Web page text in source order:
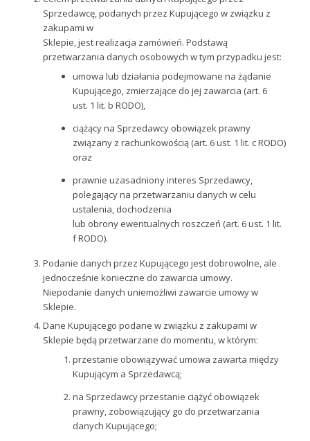
Sprzedawcę, podanych przez Kupującego w związku z
zakupami w
Sklepie, jest realizacja zamówień. Podstawą
przetwarzania danych osobowych w tym przypadku jest:
umowa lub działania podejmowane na żądanie
Kupującego, zmierzające do jej zawarcia (art. 6
ust. 1 lit. b RODO),
ciążący na Sprzedawcy obowiązek prawny
związany z rachunkowością (art. 6 ust. 1 lit. c RODO)
oraz
prawnie uzasadniony interes Sprzedawcy,
polegający na przetwarzaniu danych w celu
ustalenia, dochodzenia
lub obrony ewentualnych roszczeń (art. 6 ust. 1 lit.
f RODO).
Podanie danych przez Kupującego jest dobrowolne, ale
jednocześnie konieczne do zawarcia umowy.
Niepodanie danych uniemożliwi zawarcie umowy w
Sklepie.
Dane Kupującego podane w związku z zakupami w
Sklepie będą przetwarzane do momentu, w którym:
przestanie obowiązywać umowa zawarta między
Kupującym a Sprzedawcą;
na Sprzedawcy przestanie ciążyć obowiązek
prawny, zobowiązujący go do przetwarzania
danych Kupującego;